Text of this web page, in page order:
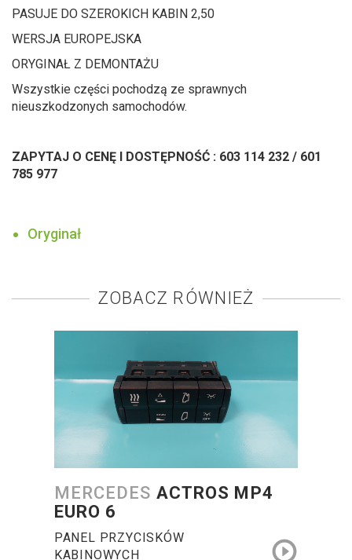
PASUJE DO SZEROKICH KABIN 2,50
WERSJA EUROPEJSKA
ORYGINAŁ Z DEMONTAŻU
Wszystkie części pochodzą ze sprawnych
nieuszkodzonych samochodów.
ZAPYTAJ O CENĘ I DOSTĘPNOŚĆ : 603 114 232 / 601
785 977
Oryginał
ZOBACZ RÓWNIEŻ
MERCEDES ACTROS MP4
EURO 6
PANEL PRZYCISKÓW
KABINOWYCH